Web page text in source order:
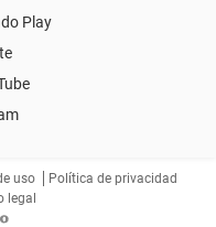
Play
uso
Política de privacidad
legal